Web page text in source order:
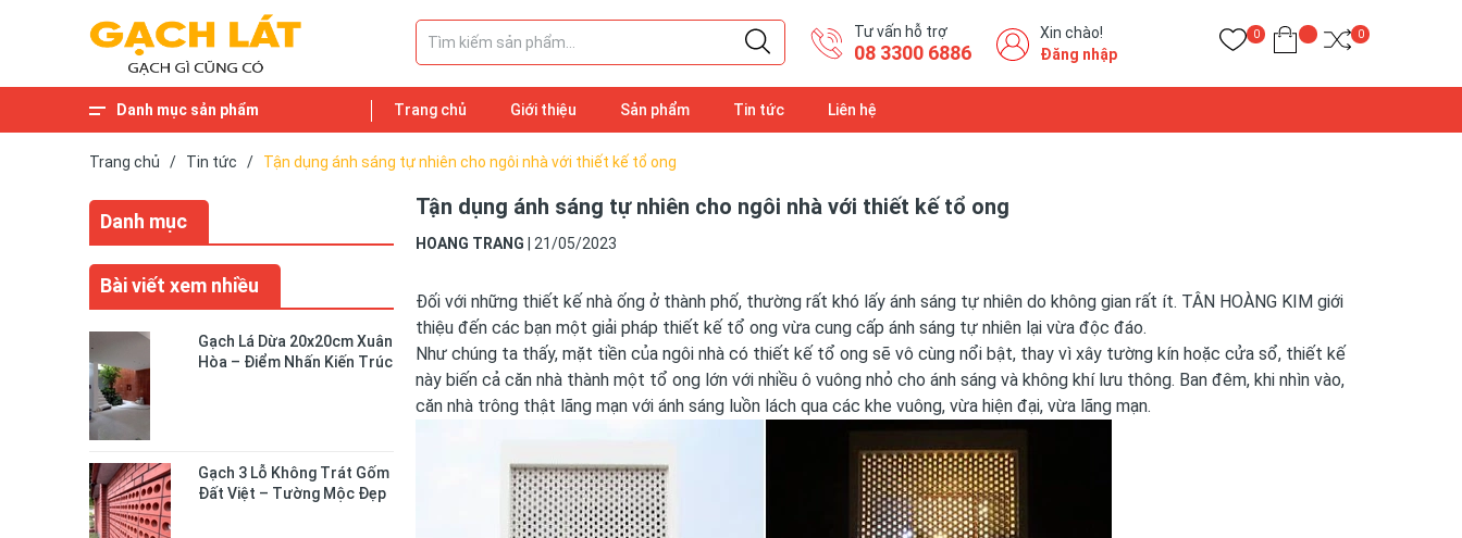
Tư vấn hỗ trợ
08 3300 6886
Xin chào!
Đăng nhập
0 0
Danh mục sản phẩm Trang chủ Giới thiệu Sản phẩm Tin tức Liên hệ
Trang chủ / Tin tức / Tận dụng ánh sáng tự nhiên cho ngôi nhà với thiết kế tổ ong
Danh mục
Bài viết xem nhiều
Gạch Lá Dừa 20x20cm Xuân
Hòa – Điểm Nhấn Kiến Trúc
Gạch 3 Lỗ Không Trát Gốm
Đất Việt – Tường Mộc Đẹp
Tận dụng ánh sáng tự nhiên cho ngôi nhà với thiết kế tổ ong
HOANG TRANG 21/05/2023
Đối với những thiết kế nhà ống ở thành phố, thường rất khó lấy ánh sáng tự nhiên do không gian rất ít. TÂN HOÀNG KIM giới
thiệu đến các bạn một giải pháp thiết kế tổ ong vừa cung cấp ánh sáng tự nhiên lại vừa độc đáo.
Như chúng ta thấy, mặt tiền của ngôi nhà có thiết kế tổ ong sẽ vô cùng nổi bật, thay vì xây tường kín hoặc cửa sổ, thiết kế
này biến cả căn nhà thành một tổ ong lớn với nhiều ô vuông nhỏ cho ánh sáng và không khí lưu thông. Ban đêm, khi nhìn vào,
căn nhà trông thật lãng mạn với ánh sáng luồn lách qua các khe vuông, vừa hiện đại, vừa lãng mạn.